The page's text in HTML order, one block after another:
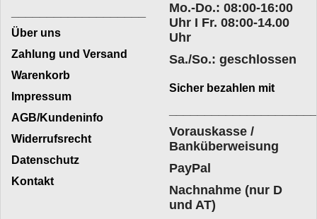
Mo.-Do.: 08:00-16:00
Uhr I Fr. 08:00-14.00
Uhr
Sa./So.: geschlossen
Über uns
Zahlung und Versand
Warenkorb
Impressum
AGB/Kundeninfo
Widerrufsrecht
Datenschutz
Kontakt
Sicher bezahlen mit
Vorauskasse /
Banküberweisung
PayPal
Nachnahme (nur D
und AT)